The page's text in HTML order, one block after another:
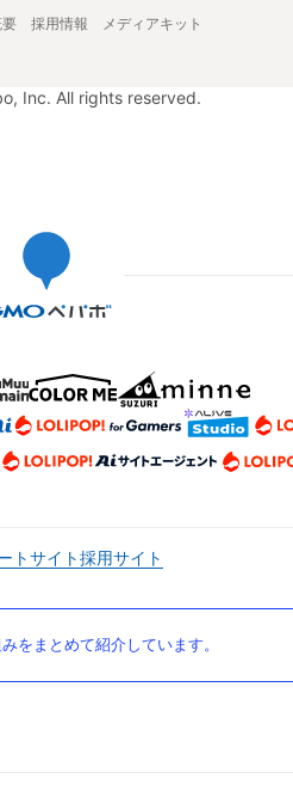
採用情報 メディアキット
Inc. All rights reserved.
トサイト採用サイト
をまとめて紹介しています。